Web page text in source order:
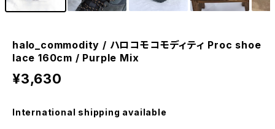
halo_commodity / ハロコモコモディティ Proc shoe
lace 160cm / Purple Mix
¥3,630
International shipping available